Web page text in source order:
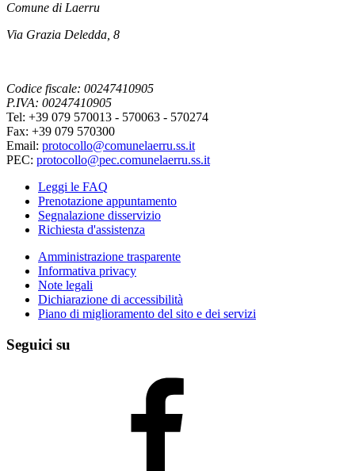
Comune di Laerru
Via Grazia Deledda, 8
Codice fiscale: 00247410905
P.IVA: 00247410905
Tel: +39 079 570013 - 570063 - 570274
Fax: +39 079 570300
Email: protocollo@comunelaerru.ss.it
PEC: protocollo@pec.comunelaerru.ss.it
Leggi le FAQ
Prenotazione appuntamento
Segnalazione disservizio
Richiesta d'assistenza
Amministrazione trasparente
Informativa privacy
Note legali
Dichiarazione di accessibilità
Piano di miglioramento del sito e dei servizi
Seguici su